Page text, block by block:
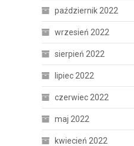
październik 2022
wrzesień 2022
sierpień 2022
lipiec 2022
czerwiec 2022
maj 2022
kwiecień 2022